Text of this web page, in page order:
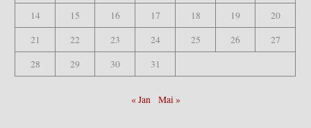
14
15 16 17 18 19
20
21
22 23 24 25 26
27
28
29 30 31
« Jan Mai »